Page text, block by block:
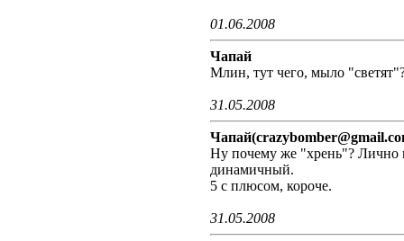
01.06.2008
Чапай
Млин, тут чего, мыло
31.05.2008
Ну почему же "хрень"? Лично
динамичный.
5 с плюсом, короче.
31.05.2008